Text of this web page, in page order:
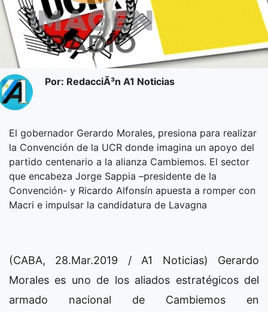
Por: RedacciÃ³n A1 Noticias
El gobernador Gerardo Morales, presiona para realizar
la Convención de la UCR donde imagina un apoyo del
partido centenario a la alianza Cambiemos. El sector
que encabeza Jorge Sappia –presidente de la
Convención- y Ricardo Alfonsín apuesta a romper con
Macri e impulsar la candidatura de Lavagna
(CABA, 28.Mar.2019 / A1 Noticias) Gerardo
Morales es uno de los aliados estratégicos del
armado nacional de Cambiemos en